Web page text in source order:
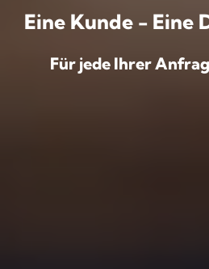
Eine Kunde - Eine
Für jede Ihrer